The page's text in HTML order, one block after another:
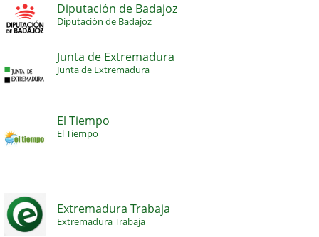
Diputación de Badajoz
Diputación de Badajoz
Junta de Extremadura
Junta de Extremadura
El Tiempo
El Tiempo
Extremadura Trabaja
Extremadura Trabaja